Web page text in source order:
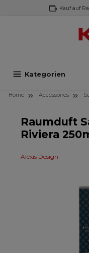
springen Kauf auf
Kategorien
Home Accessoires
Raumduft
Riviera
Alexis Design